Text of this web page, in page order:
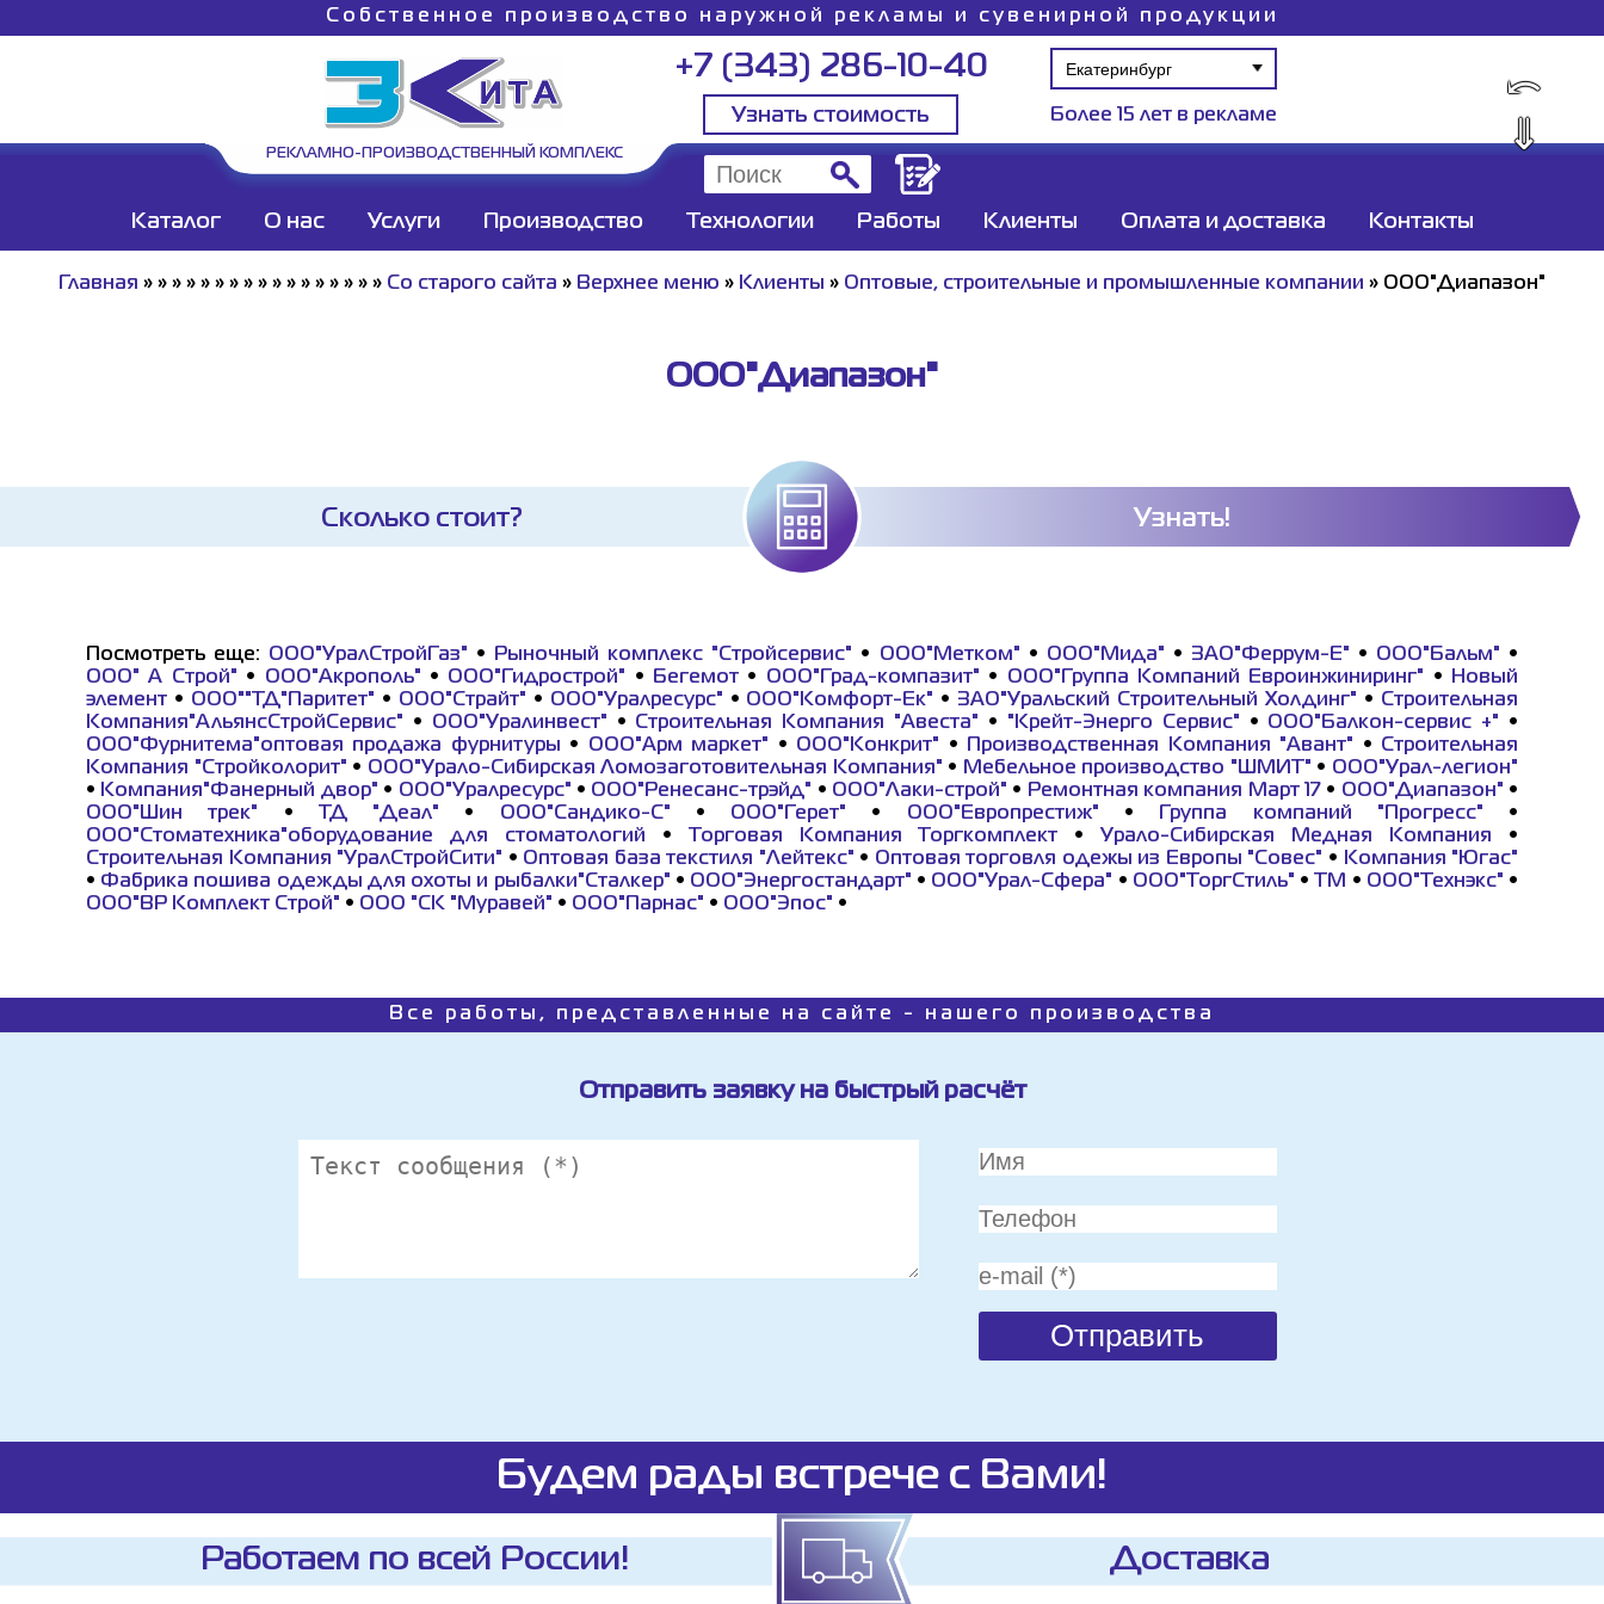
⇓
⤺
Собственное производство наружной рекламы и сувенирной продукции
РЕКЛАМНО-ПРОИЗВОДСТВЕННЫЙ КОМПЛЕКС
+7 (343) 286-10-40
Узнать стоимость Более 15 лет в рекламе
Каталог О нас Услуги Производство Технологии Работы Клиенты Оплата и доставка Контакты
Главная » » » » » » » » » » » » » » » » » Со старого сайта » Верхнее меню » Клиенты » Оптовые, строительные и промышленные компании » ООО"Диапазон"
ООО"Диапазон"
Сколько стоит? Узнать!
Посмотреть еще: ООО"УралСтройГаз" • Рыночный комплекс "Стройсервис" • ООО"Метком" • ООО"Мида" • ЗАО"Феррум-Е" • ООО"Бальм" •
ООО" А Строй" • ООО"Акрополь" • ООО"Гидрострой" • Бегемот • ООО"Град-компазит" • ООО"Группа Компаний Евроинжиниринг" •
Новый
элемент • ООО""ТД"Паритет" • ООО"Страйт" • ООО"Уралресурс" • ООО"Комфорт-Ек" • ЗАО"Уральский Строительный Холдинг" • Строительная
Компания"АльянсСтройСервис" • ООО"Уралинвест" • Строительная Компания "Авеста" • "Крейт-Энерго Сервис" • ООО"Балкон-сервис +" •
ООО"Фурнитема"оптовая продажа фурнитуры
• ООО"Арм маркет" • ООО"Конкрит" • Производственная Компания "Авант" • Строительная
Компания "Стройколорит" • ООО"Урало-Сибирская Ломозаготовительная Компания" • Мебельное производство "ШМИТ" • ООО"Урал-легион"
•
Компания"Фанерный двор" • ООО"Уралресурс" • ООО"Ренесанс-трэйд" • ООО"Лаки-строй" • Ремонтная компания Март 17 • ООО"Диапазон" •
ООО"Шин трек" • ТД "Деал" • ООО"Сандико-С" • ООО"Герет" • ООО"Европрестиж" • Группа компаний "Прогресс" •
ООО"Стоматехника"оборудование для стоматологий • Торговая Компания Торгкомплект • Урало-Сибирская Медная Компания •
Строительная Компания "УралСтройСити" • Оптовая база текстиля "Лейтекс" • Оптовая торговля одежы из Европы "Совес" •
Компания "Югас"
• Фабрика пошива одежды для охоты и рыбалки"Сталкер" • ООО"Энергостандарт" • ООО"Урал-Сфера" • ООО"ТоргСтиль" • ТМ • ООО"Технэкс" •
ООО"ВР Комплект Строй" • ООО "СК "Муравей" • ООО"Парнас" • ООО"Эпос" •
Все работы, представленные на сайте - нашего производства
Отправить заявку на быстрый расчёт
Будем рады встрече с Вами!
Работаем по всей России! Доставка